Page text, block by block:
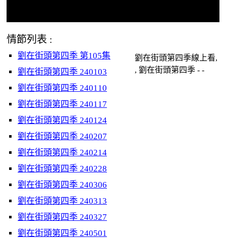
情節列表 :
劉在街頭第四季 第105集
劉在街頭第四季 240103
劉在街頭第四季 240110
劉在街頭第四季 240117
劉在街頭第四季 240124
劉在街頭第四季 240207
劉在街頭第四季 240214
劉在街頭第四季 240228
劉在街頭第四季 240306
劉在街頭第四季 240313
劉在街頭第四季 240327
劉在街頭第四季 240501
劉在街頭第四季線上看,
, 劉在街頭第四季 - -